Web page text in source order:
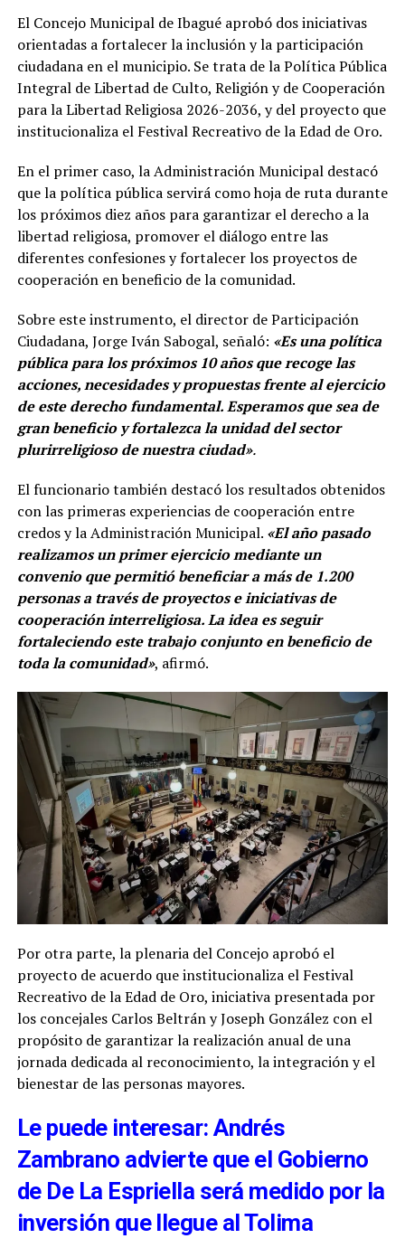
El Concejo Municipal de Ibagué aprobó dos iniciativas
orientadas a fortalecer la inclusión y la participación
ciudadana en el municipio. Se trata de la Política Pública
Integral de Libertad de Culto, Religión y de Cooperación
para la Libertad Religiosa 2026-2036, y del proyecto que
institucionaliza el Festival Recreativo de la Edad de Oro.
En el primer caso, la Administración Municipal destacó
que la política pública servirá como hoja de ruta durante
los próximos diez años para garantizar el derecho a la
libertad religiosa, promover el diálogo entre las
diferentes confesiones y fortalecer los proyectos de
cooperación en beneficio de la comunidad.
Sobre este instrumento, el director de Participación
Ciudadana, Jorge Iván Sabogal, señaló: «Es una política
pública para los próximos 10 años que recoge las
acciones, necesidades y propuestas frente al ejercicio
de este derecho fundamental. Esperamos que sea de
gran beneficio y fortalezca la unidad del sector
plurirreligioso de nuestra ciudad».
El funcionario también destacó los resultados obtenidos
con las primeras experiencias de cooperación entre
credos y la Administración Municipal. «El año pasado
realizamos un primer ejercicio mediante un
convenio que permitió beneficiar a más de 1.200
personas a través de proyectos e iniciativas de
cooperación interreligiosa. La idea es seguir
fortaleciendo este trabajo conjunto en beneficio de
toda la comunidad», afirmó.
Por otra parte, la plenaria del Concejo aprobó el
proyecto de acuerdo que institucionaliza el Festival
Recreativo de la Edad de Oro, iniciativa presentada por
los concejales Carlos Beltrán y Joseph González con el
propósito de garantizar la realización anual de una
jornada dedicada al reconocimiento, la integración y el
bienestar de las personas mayores.
Le puede interesar: Andrés
Zambrano advierte que el Gobierno
de De La Espriella será medido por la
inversión que llegue al Tolima